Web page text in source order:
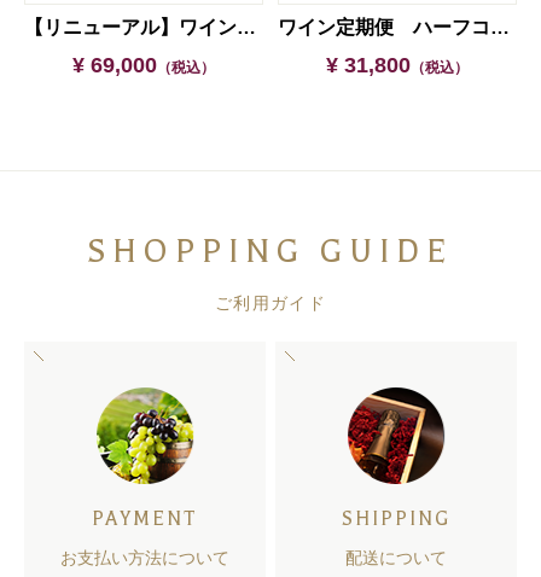
【リニューアル】ワイン定期便（1年 / 4回分）
¥ 69,000 （税込）
ワイン定期便 ハーフコース
¥ 31,800 （税込）
SHOPPING GUIDE
ご利用ガイド
PAYMENT
お支払い方法について
SHIPPING
配送について